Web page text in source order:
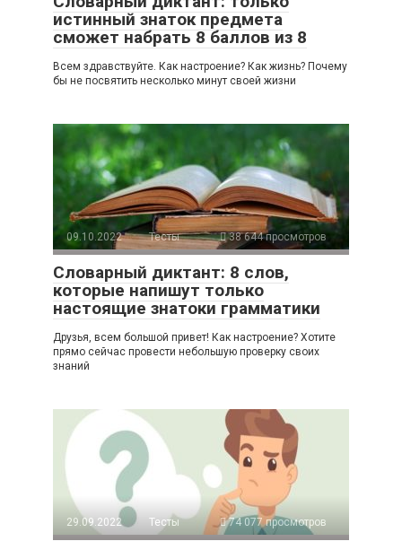
истинный знаток предмета
сможет набрать 8 баллов из 8
Всем здравствуйте. Как настроение? Как жизнь? Почему
бы не посвятить несколько минут своей жизни
09.10.2022 Тесты 38 644 просмотров
Словарный диктант: 8 слов,
которые напишут только
настоящие знатоки грамматики
Друзья, всем большой привет! Как настроение? Хотите
прямо сейчас провести небольшую проверку своих
знаний
29.09.2022 Тесты 74 077 просмотров